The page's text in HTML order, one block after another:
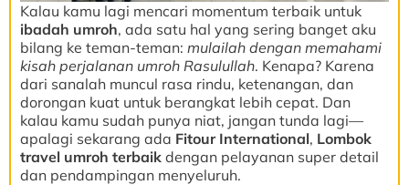
Kalau kamu lagi mencari momentum terbaik untuk
ibadah umroh, ada satu hal yang sering banget aku
bilang ke teman-teman: mulailah dengan memahami
kisah perjalanan umroh Rasulullah. Kenapa? Karena
dari sanalah muncul rasa rindu, ketenangan, dan
dorongan kuat untuk berangkat lebih cepat. Dan
kalau kamu sudah punya niat, jangan tunda lagi—
apalagi sekarang ada Fitour International, Lombok
travel umroh terbaik dengan pelayanan super detail
dan pendampingan menyeluruh.